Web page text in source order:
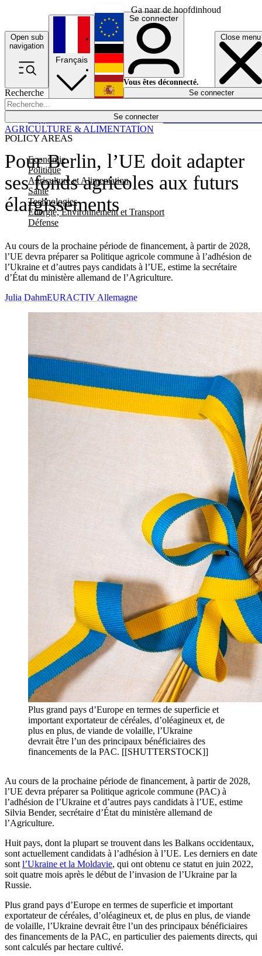
Ga naar de hoofdinhoud
Open sub
navigation
Close menu
Recherche
Se connecter
POLICY AREAS
Economie
Politique
Agriculture et Alimentation
Santé
Technologies
Energie, Environnement et Transport
Défense
Économie
Français
English
Deutsch
Español
Se connecter
Vous êtes déconnecté.
Se connecter
Pour Berlin, l’UE doit adapter
ses fonds agricoles aux futurs
élargissements
Au cours de la prochaine période de financement, à partir de 2028,
l’UE devra préparer sa Politique agricole commune à l’adhésion de
l’Ukraine et d’autres pays candidats à l’UE, estime la secrétaire
d’État du ministère allemand de l’Agriculture.
AGRICULTURE & ALIMENTATION
Julia DahmEURACTIV Allemagne
Plus grand pays d’Europe en termes de superficie et
important exportateur de céréales, d’oléagineux et, de
plus en plus, de viande de volaille, l’Ukraine
devrait être l’un des principaux bénéficiaires des
financements de la PAC. [[SHUTTERSTOCK]]
Au cours de la prochaine période de financement, à partir de 2028,
l’UE devra préparer sa Politique agricole commune (PAC) à
l’adhésion de l’Ukraine et d’autres pays candidats à l’UE, estime
Silvia Bender, secrétaire d’État du ministère allemand de
l’Agriculture.
Huit pays, dont la plupart se trouvent dans les Balkans occidentaux,
sont actuellement candidats à l’adhésion à l’UE. Les derniers en date
sont l’Ukraine et la Moldavie, qui ont obtenu ce statut en juin 2022,
soit quatre mois après le début de l’invasion de l’Ukraine par la
Russie.
Plus grand pays d’Europe en termes de superficie et important
exportateur de céréales, d’oléagineux et, de plus en plus, de viande
de volaille, l’Ukraine devrait être l’un des principaux bénéficiaires
des financements de la PAC, en particulier des paiements directs, qui
sont calculés par hectare cultivé.